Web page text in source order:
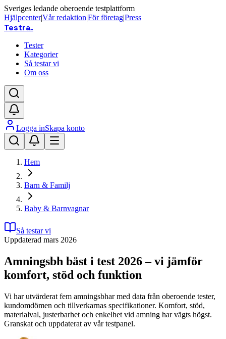
Sveriges ledande oberoende testplattform
Hjälpcenter|Vår redaktion|För företag|Press
Testra.
Tester
Kategorier
Så testar vi
Om oss
Logga inSkapa konto
Hem
Barn & Familj
Baby & Barnvagnar
Så testar vi
Uppdaterad mars 2026
Amningsbh bäst i test 2026 – vi jämför
komfort, stöd och funktion
Vi har utvärderat fem amningsbhar med data från oberoende tester,
kundomdömen och tillverkarnas specifikationer. Komfort, stöd,
materialval, justerbarhet och enkelhet vid amning har vägts högst.
Granskat och uppdaterat av vår testpanel.